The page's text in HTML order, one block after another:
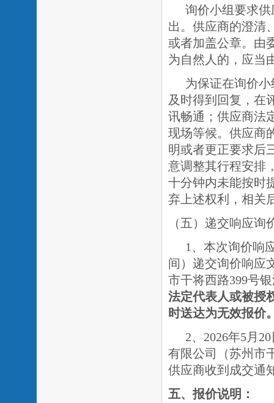
询价小组要求
出。供应商的澄清
或者加盖公章。由
为自然人的，应当
为保证在询价
及时得到回复，在
讯畅通；供应商法
现场等候。供应商
明或者更正要求后
意调整其行程安排
十分钟内未能按时
弃上述权利，相关
（五）递交响应
1、本次询价响
间）递交询价响应
市干将西路399号
法定代表人或被授
时送达为无效报价
2、2026年5月
有限公司（苏州市
供应商收到成交通
五、报价说明：